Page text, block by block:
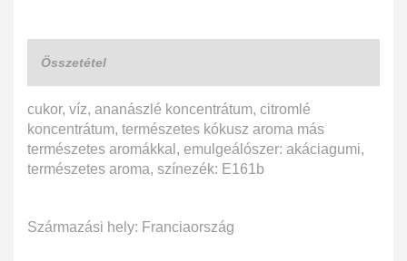
Összetétel
cukor, víz, ananászlé koncentrátum, citromlé
koncentrátum, természetes kókusz aroma más
természetes aromákkal, emulgeálószer: akáciagumi,
természetes aroma, színezék: E161b
Származási hely: Franciaország